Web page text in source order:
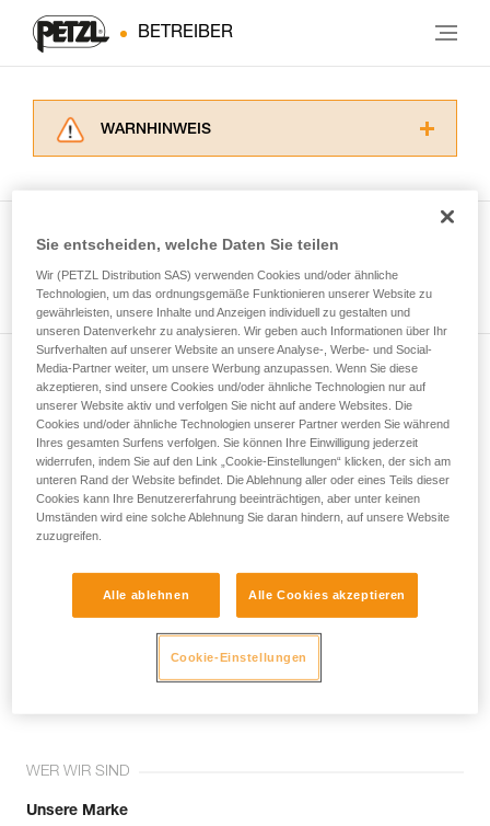
BETREIBER
WARNHINWEIS
ziehen. Um diese Zusatzinformationen
der Gebrauchsanweisung enthaltenen
Informationen richtig verstanden haben.
Die Beherrschung dieser Techniken setzt eine
entsprechende Ausbildung und ein spezielles
Training voraus. Prüfen Sie zusammen mit
einem Profi, ob Sie in der Lage sind, den
Vorgang alleine sicher zu wiederholen, bevor
Sie ihn eigenständig durchführen.
Wir geben Beispiele für die mit Ihrer Aktivität
verbundenen Techniken. Möglicherweise gibt es
noch andere Techniken, die hier nicht
beschrieben werden.
Alle Techniken ansehen
Newsletter abonnieren
und auf dem Laufenden bleiben
Email *
Tritt der Community bei!
WER WIR SIND
Unsere Marke
Sie entscheiden, welche Daten Sie teilen
Wir (PETZL Distribution SAS) verwenden Cookies und/oder ähnliche
Technologien, um das ordnungsgemäße Funktionieren unserer Website zu
gewährleisten, unsere Inhalte und Anzeigen individuell zu gestalten und
unseren Datenverkehr zu analysieren. Wir geben auch Informationen über Ihr
Surfverhalten auf unserer Website an unsere Analyse-, Werbe- und Social-
Media-Partner weiter, um unsere Werbung anzupassen. Wenn Sie diese
akzeptieren, sind unsere Cookies und/oder ähnliche Technologien nur auf
unserer Website aktiv und verfolgen Sie nicht auf andere Websites. Die
Cookies und/oder ähnliche Technologien unserer Partner werden Sie während
Ihres gesamten Surfens verfolgen. Sie können Ihre Einwilligung jederzeit
widerrufen, indem Sie auf den Link „Cookie-Einstellungen“ klicken, der sich am
unteren Rand der Website befindet. Die Ablehnung aller oder eines Teils dieser
Cookies kann Ihre Benutzererfahrung beeinträchtigen, aber unter keinen
Umständen wird eine solche Ablehnung Sie daran hindern, auf unsere Website
zuzugreifen.
Alle ablehnen Alle Cookies akzeptieren
Cookie-Einstellungen